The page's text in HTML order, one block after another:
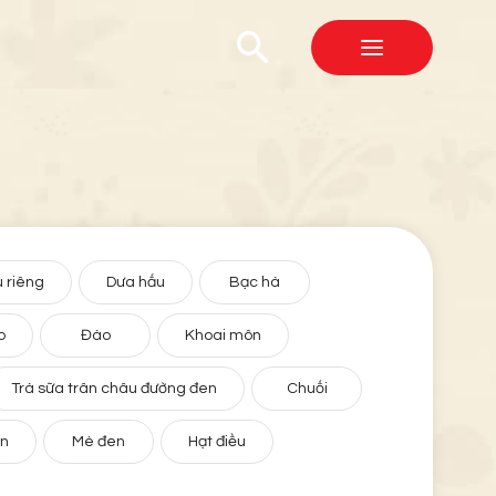
riêng Dưa hấu Bạc hà
Đào Khoai môn
Trà sữa trân châu đường đen Chuối
Mè đen Hạt điều